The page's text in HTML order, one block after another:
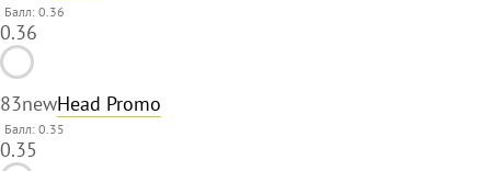
Балл: 0.36
0.36
83newHead Promo
Балл: 0.35
0.35